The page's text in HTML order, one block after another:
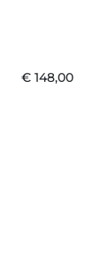
€ 148,00